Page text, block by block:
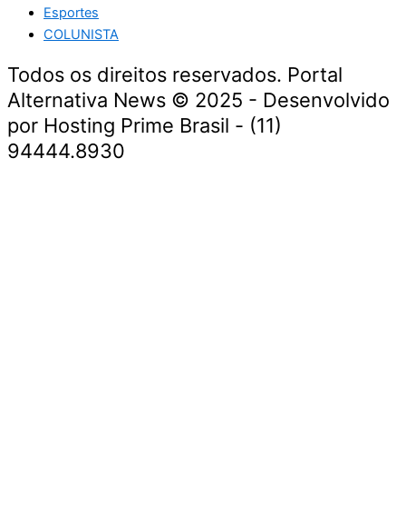
Esportes
COLUNISTA
Todos os direitos reservados. Portal
Alternativa News © 2025 - Desenvolvido
por Hosting Prime Brasil - (11)
94444.8930